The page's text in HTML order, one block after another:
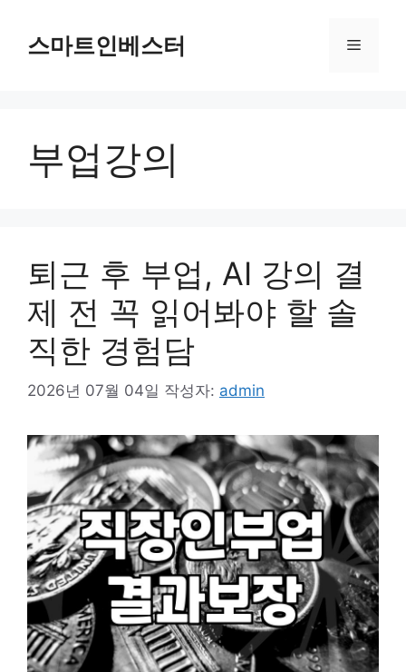
스마트인베스터 메
부업강의
퇴근 후 부업, AI 강의 결
제 전 꼭 읽어봐야 할 솔
직한 경험담
2026년 07월 04일 작성자: admin